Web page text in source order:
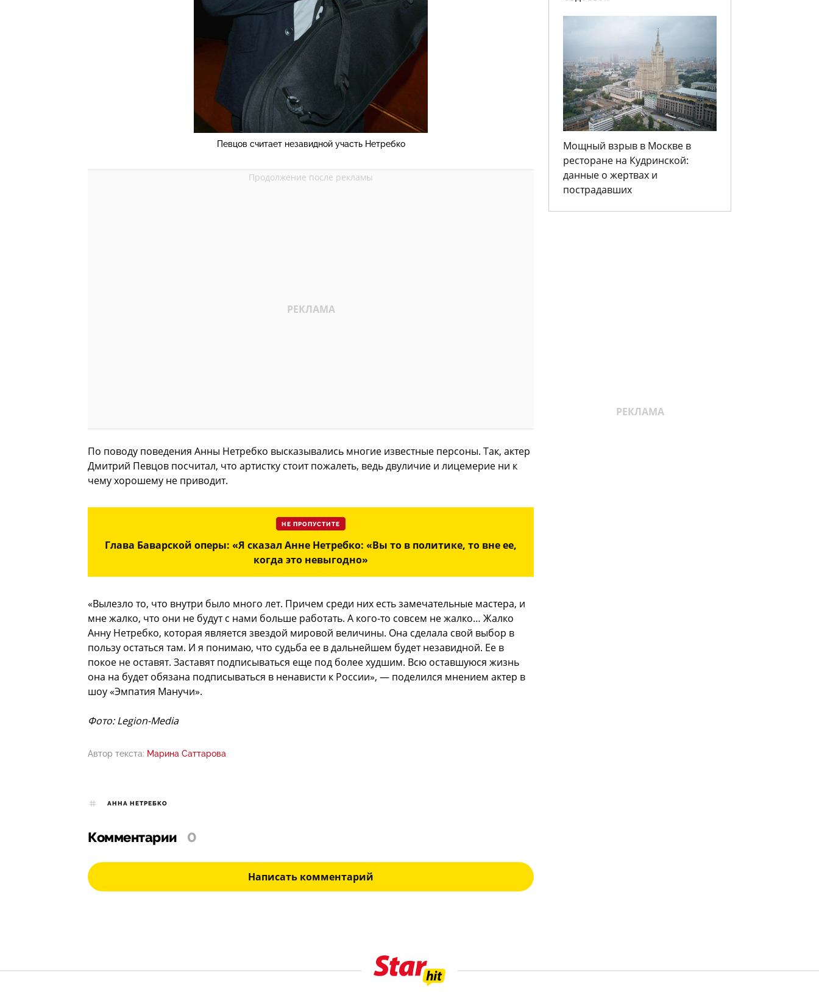
Певцов считает незавидной участь Нетребко
По поводу поведения Анны Нетребко высказывались многие известные персоны. Так, актер
Дмитрий Певцов посчитал, что артистку стоит пожалеть, ведь двуличие и лицемерие ни к
чему хорошему не приводит.
НЕ ПРОПУСТИТЕ
Глава Баварской оперы: «Я сказал Анне Нетребко: «Вы то в политике, то вне ее,
когда это невыгодно»
«Вылезло то, что внутри было много лет. Причем среди них есть замечательные мастера, и
мне жалко, что они не будут с нами больше работать. А кого-то совсем не жалко… Жалко
Анну Нетребко, которая является звездой мировой величины. Она сделала свой выбор в
пользу остаться там. И я понимаю, что судьба ее в дальнейшем будет незавидной. Ее в
покое не оставят. Заставят подписываться еще под более худшим. Всю оставшуюся жизнь
она на будет обязана подписываться в ненависти к России», — поделился мнением актер в
шоу «Эмпатия Манучи».
Фото: Legion-Media
Автор текста: Марина Саттарова
АННА НЕТРЕБКО
Комментарии 0
Написать комментарий
Мощный взрыв в Москве в
ресторане на Кудринской:
данные о жертвах и
пострадавших